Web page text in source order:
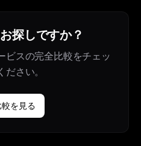
探しですか？
ビスの完全比較をチェッ
ださい。
較を見る